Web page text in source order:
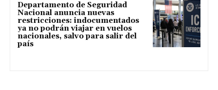
Departamento de Seguridad
Nacional anuncia nuevas
restricciones: indocumentados
ya no podrán viajar en vuelos
nacionales, salvo para salir del
país